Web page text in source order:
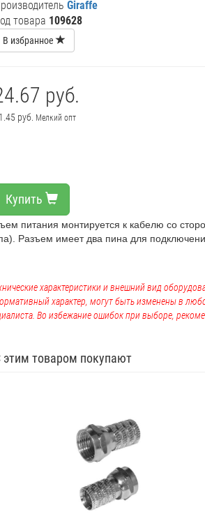
Giraffe
товара 109628
В избранное
руб.
руб. Мелкий опт
Купить
питания монтируется к кабелю со
Разъем имеет два пина для
характеристики и внешний вид
характер, могут быть изменены в
Во избежание ошибок при выборе,
этим товаром покупают